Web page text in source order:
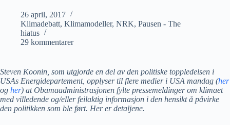
26 april, 2017
Klimadebatt, Klimamodeller, NRK, Pausen - The
hiatus
29 kommentarer
Steven Koonin, som utgjorde en del av den politiske toppledelsen i
USAs Energidepartement, opplyser til flere medier i USA mandag (her
og her) at Obamaadministrasjonen fylte pressemeldinger om klimaet
med villedende og/eller feilaktig informasjon i den hensikt å påvirke
den politikken som ble ført. Her er detaljene.